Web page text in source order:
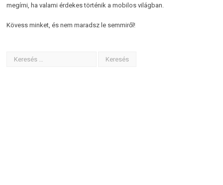
megírni, ha valami érdekes történik a mobilos világban.
Kövess minket, és nem maradsz le semmiről!